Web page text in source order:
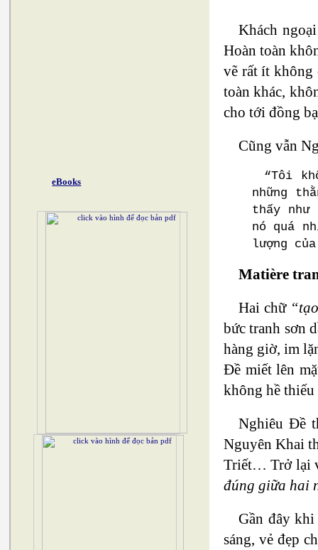
eBooks
Khách
Hoàn toàn
vẽ rất ít không
toàn khác,
cho tới đồng
Cũng vẫn
“Tôi
những
thấy
nó quá
lượng
Matière
Hai chữ
bức tranh sơn
hàng giờ, im
Đề miết lên
không hề thiếu
Nghiêu Đề
Nguyên Khai
Triết… Trở lại
đúng giữa hai
Gần đây
sáng, vẻ đẹp